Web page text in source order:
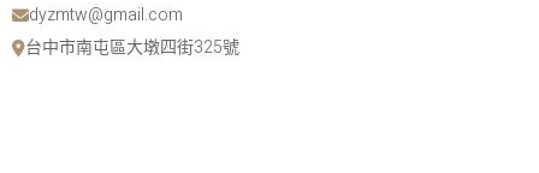
dyzmtw@gmail.com
台中市南屯區大墩四街325號